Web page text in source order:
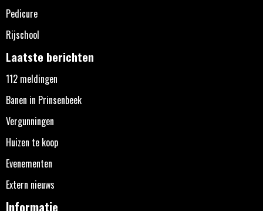
Pedicure
Rijschool
Laatste berichten
112 meldingen
Banen in Prinsenbeek
Vergunningen
Huizen te koop
Evenementen
Extern nieuws
Informatie